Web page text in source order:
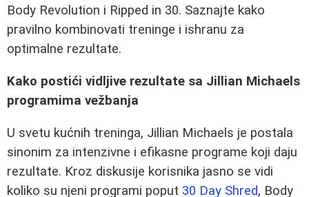
Body Revolution i Ripped in 30. Saznajte kako
pravilno kombinovati treninge i ishranu za
optimalne rezultate.
Kako postići vidljive rezultate sa Jillian Michaels
programima vežbanja
U svetu kućnih treninga, Jillian Michaels je postala
sinonim za intenzivne i efikasne programe koji daju
rezultate. Kroz diskusije korisnika jasno se vidi
koliko su njeni programi poput 30 Day Shred, Body